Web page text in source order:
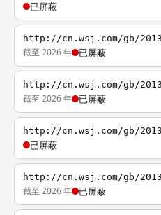
已屏蔽
http://cn.wsj.com/gb/
截至 2026 年 已屏蔽
http://cn.wsj.com/gb/
截至 2026 年 已屏蔽
http://cn.wsj.com/gb/
已屏蔽
http://cn.wsj.com/gb/
截至 2026 年 已屏蔽